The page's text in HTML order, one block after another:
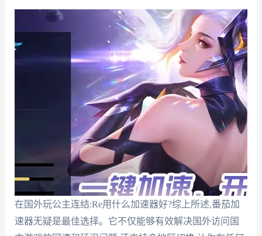
在国外玩公主连结:Re用什么加速器好?综上所述,番茄加
速器无疑是最佳选择。它不仅能够有效解决国外访问国